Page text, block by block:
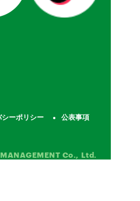
シーポリシー 公表事項
Co., Ltd.